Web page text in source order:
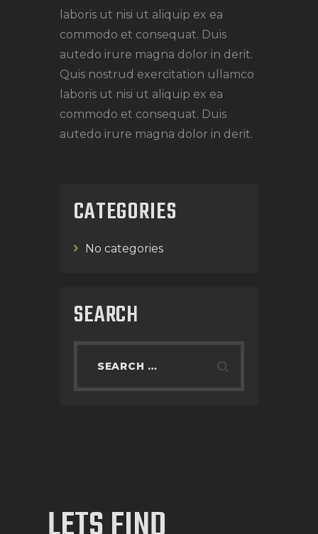
laboris ut nisi ut aliquip ex ea
commodo et consequat. Duis
autedo irure magna dolor in derit.
Quis nostrud exercitation ullamco
laboris ut nisi ut aliquip ex ea
commodo et consequat. Duis
autedo irure magna dolor in derit.
CATEGORIES
No categories
SEARCH